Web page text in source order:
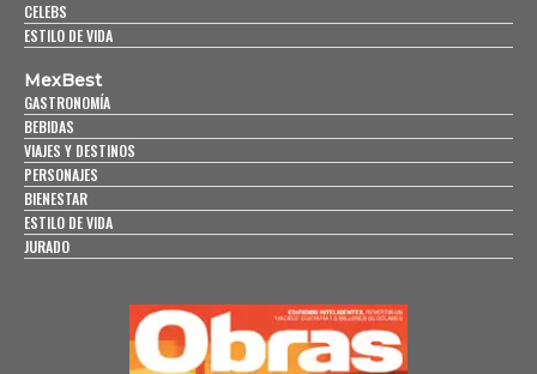
CELEBS
ESTILO DE VIDA
MexBest
GASTRONOMÍA
BEBIDAS
VIAJES Y DESTINOS
PERSONAJES
BIENESTAR
ESTILO DE VIDA
JURADO